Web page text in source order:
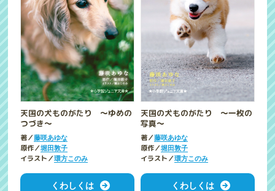
天国の犬ものがたり ～ゆめの
つづき～
著／藤咲あゆな
原作／堀田敦子
イラスト／環方このみ
くわしくは
天国の犬ものがたり ～一枚の
写真～
著／藤咲あゆな
原作／堀田敦子
イラスト／環方このみ
くわしくは